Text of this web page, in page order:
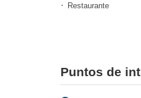
Restaurante
Puntos de